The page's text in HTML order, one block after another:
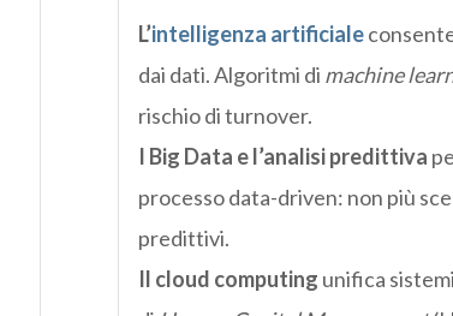
L’intelligenza artificiale
dai dati. Algoritmi di machine
rischio di turnover.
I Big Data e l’analisi predittiva
processo data-driven: non più
predittivi.
Il cloud computing unifica